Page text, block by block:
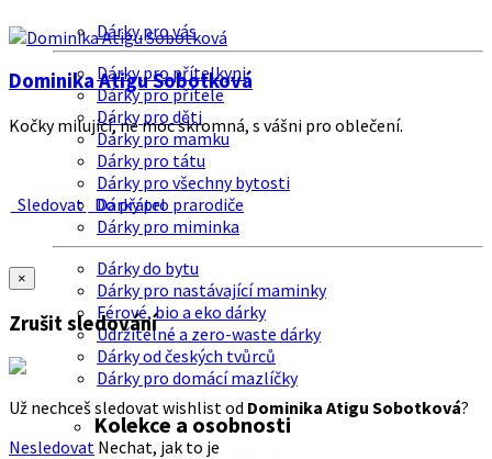
Dárky pro vás
Dárky pro přítelkyni
Dárky pro přítele
Dárky pro děti
Dárky pro mamku
Dárky pro tátu
Dárky pro všechny bytosti
Dárky pro prarodiče
Dárky pro miminka
Dárky do bytu
Dárky pro nastávající maminky
Férové, bio a eko dárky
Udržitelné a zero-waste dárky
Dárky od českých tvůrců
Dárky pro domácí mazlíčky
Kolekce a osobnosti
Dominika Atigu Sobotková
Kočky milující, ne moc skromná, s vášni pro oblečení.
Sledovat Do přátel
×
Zrušit sledování
Už nechceš sledovat wishlist od Dominika Atigu Sobotková?
Nesledovat Nechat, jak to je